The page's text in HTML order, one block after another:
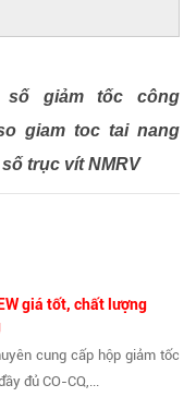
số giảm tốc công
giam toc tai nang
trục vít NMRV
giá tốt, chất lượng
cung cấp hộp giảm tốc
đủ CO-CQ,...